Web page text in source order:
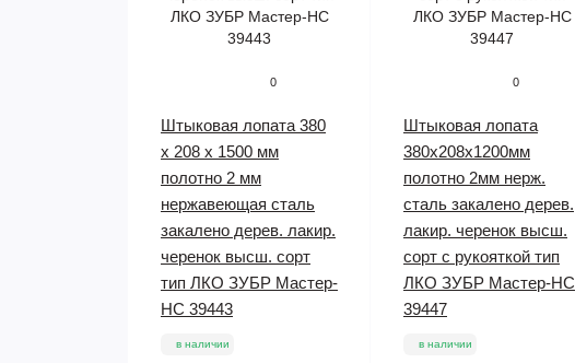
0
Штыковая лопата 380
х 208 х 1500 мм
полотно 2 мм
нержавеющая сталь
закалено дерев. лакир.
черенок высш. сорт
тип ЛКО ЗУБР Мастер-
НС 39443
в наличии
0
Штыковая лопата
380х208х1200мм
полотно 2мм нерж.
сталь закалено дерев.
лакир. черенок высш.
сорт с рукояткой тип
ЛКО ЗУБР Мастер-НС
39447
в наличии